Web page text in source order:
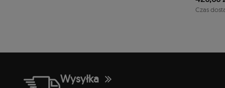
Czas
Wysyłka